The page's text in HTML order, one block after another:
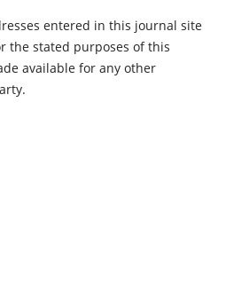
entered in this journal site
the stated purposes of this
available for any other